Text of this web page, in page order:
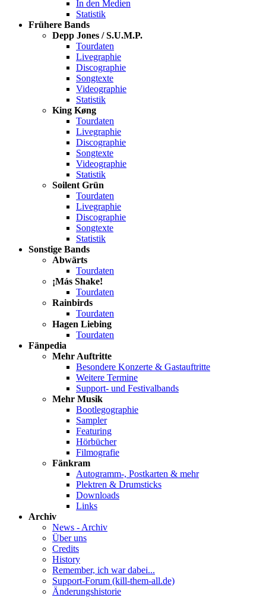
In den Medien
Statistik
Frühere Bands
Depp Jones / S.U.M.P.
Tourdaten
Livegraphie
Discographie
Songtexte
Videographie
Statistik
King Køng
Tourdaten
Livegraphie
Discographie
Songtexte
Videographie
Statistik
Soilent Grün
Tourdaten
Livegraphie
Discographie
Songtexte
Statistik
Sonstige Bands
Abwärts
Tourdaten
¡Más Shake!
Tourdaten
Rainbirds
Tourdaten
Hagen Liebing
Tourdaten
Fänpedia
Mehr Auftritte
Besondere Konzerte & Gastauftritte
Weitere Termine
Support- und Festivalbands
Mehr Musik
Bootlegographie
Sampler
Featuring
Hörbücher
Filmografie
Fänkram
Autogramm-, Postkarten & mehr
Plektren & Drumsticks
Downloads
Links
Archiv
News - Archiv
Über uns
Credits
History
Remember, ich war dabei...
Support-Forum (kill-them-all.de)
Änderungshistorie